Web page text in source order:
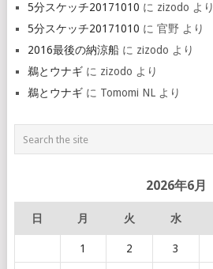
5分スケッチ20171010 に zizodo より
5分スケッチ20171010 に 官野 より
2016最後の納涼船に zizodo より
鵜とウナギに zizodo より
鵜とウナギに Tomomi NLより
2026年6月
日 月 火 水
1 2 3